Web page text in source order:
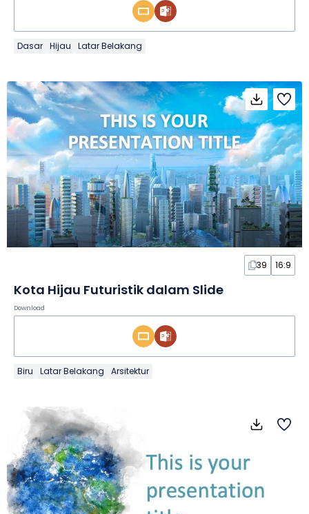
Dasar Hijau Latar Belakang
39 16:9
Kota Hijau Futuristik dalam Slide
Download
Biru Latar Belakang Arsitektur